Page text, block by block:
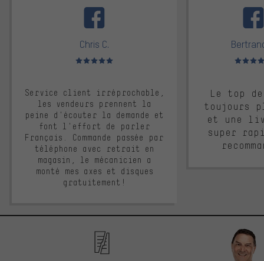
Chris C.
Note moyenne : 5 sur 5
Service client irréprochable,
les vendeurs prennent la
peine d'écouter la demande et
font l'effort de parler
Français. Commande passée par
téléphone avec retrait en
magasin, le mécanicien a
monté mes axes et disques
gratuitement!
Note
Le top
toujours
et une
super